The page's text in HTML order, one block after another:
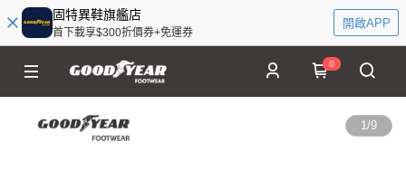
固特異鞋旗艦店
首下載享$300折價券+免運券
開啟APP
0
1/9